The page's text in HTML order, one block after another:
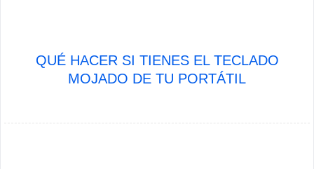
QUÉ HACER SI TIENES EL TECLADO
MOJADO DE TU PORTÁTIL